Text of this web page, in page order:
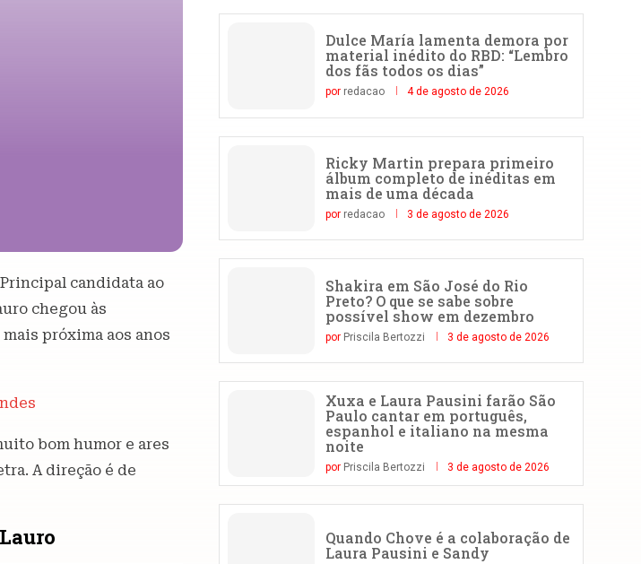
candidata ao
chegou às
próxima aos anos
bom humor e ares
A direção é de
Dulce María lamenta demora por
material inédito do RBD: “Lembro
dos fãs todos os dias”
por redacao 4 de agosto de 2026
Ricky Martin prepara primeiro
álbum completo de inéditas em
mais de uma década
por redacao 3 de agosto de 2026
Shakira em São José do Rio
Preto? O que se sabe sobre
possível show em dezembro
por Priscila Bertozzi 3 de agosto de 2026
Xuxa e Laura Pausini farão São
Paulo cantar em português,
espanhol e italiano na mesma
noite
por Priscila Bertozzi 3 de agosto de 2026
Quando Chove é a colaboração de
Laura Pausini e Sandy